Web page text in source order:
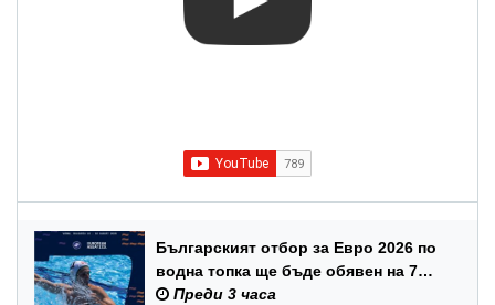
Българският отбор за Евро 2026 по
водна топка ще бъде обявен на 7
август
Преди 3 часа